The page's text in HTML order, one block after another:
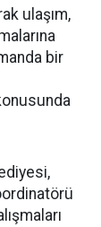
ulaşım,
bir